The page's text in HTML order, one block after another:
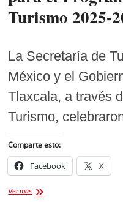
Turismo 2025-
La Secretaría de
México y el
Tlaxcala, a través
Turismo,
Comparte esto:
Facebook X
Ver másTlaxcala